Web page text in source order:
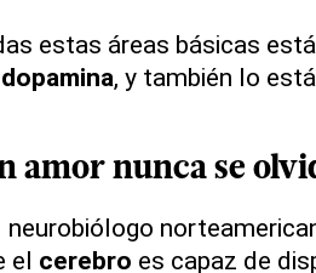
estas áreas básicas
dopamina, y también lo
amornunca se
neurobiólogo
el cerebro es capaz de